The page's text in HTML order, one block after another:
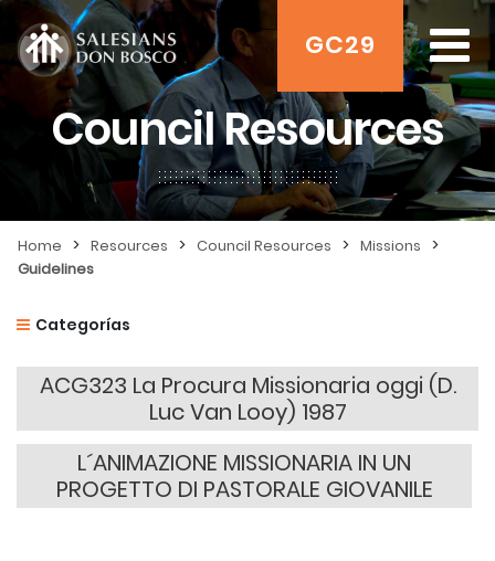
GC29
Council Resources
Home > Resources > Council Resources > Missions >
Guidelines
Categorías
ACG323 La Procura Missionaria oggi (D.
Luc Van Looy) 1987
L´ANIMAZIONE MISSIONARIA IN UN
PROGETTO DI PASTORALE GIOVANILE